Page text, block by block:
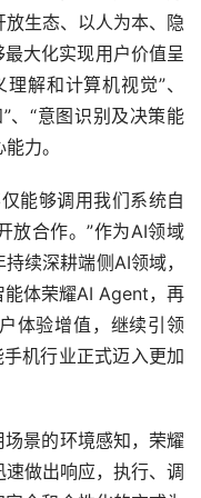
生态、以人为本、隐
大化实现用户价值呈
解和计算机视觉”、
、“意图识别及决策能
力。
能够调用我们系统自
放合作。”作为AI领域
续深耕端侧AI领域，
能体荣耀AI Agent，再
体验增值，继续引领
机行业正式迈入更加
景的环境感知，荣耀
做出响应，执行、调